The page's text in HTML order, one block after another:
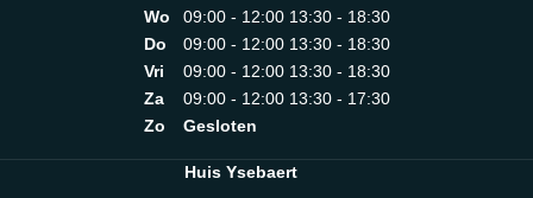
Wo
09:00 - 12:00 13:30 - 18:30
Do
09:00 - 12:00 13:30 - 18:30
Vri
09:00 - 12:00 13:30 - 18:30
Za
09:00 - 12:00 13:30 - 17:30
Zo
Gesloten
Huis Ysebaert